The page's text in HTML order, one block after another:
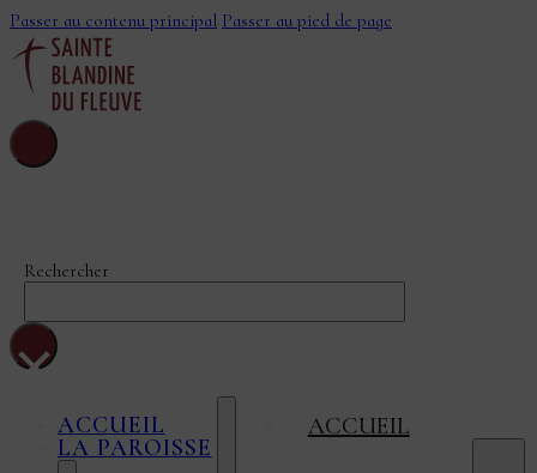
Passer au contenu principal Passer au pied de page
Rechercher
×
ACCUEIL
LA PAROISSE
ACCUEIL